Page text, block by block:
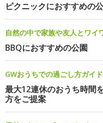
ピクニックにおすすめの
自然の中で家族や友人とワイ
BBQにおすすめの公園
GWおうちでの過ごし方ガイド
最大12連休のおうち時間
方をご提案